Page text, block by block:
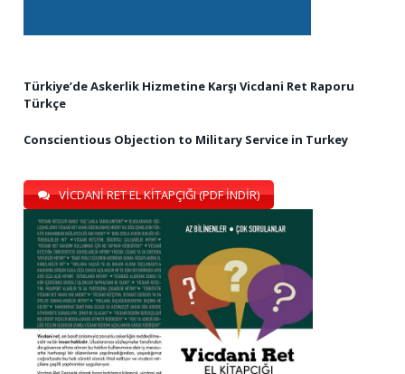
Türkiye’de Askerlik Hizmetine Karşı Vicdani Ret Raporu
Türkçe
Conscientious Objection to Military Service in Turkey
VİCDANİ RET EL KİTAPÇIĞI (PDF İNDİR)